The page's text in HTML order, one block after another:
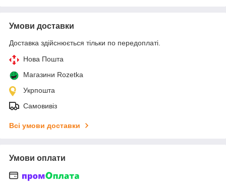
Умови доставки
Доставка здійснюється тільки по передоплаті.
Нова Пошта
Магазини Rozetka
Укрпошта
Самовивіз
Всі умови доставки
Умови оплати